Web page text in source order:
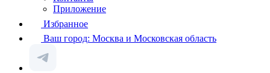
Приложение
Избранное
Ваш город: Москва и Московская область